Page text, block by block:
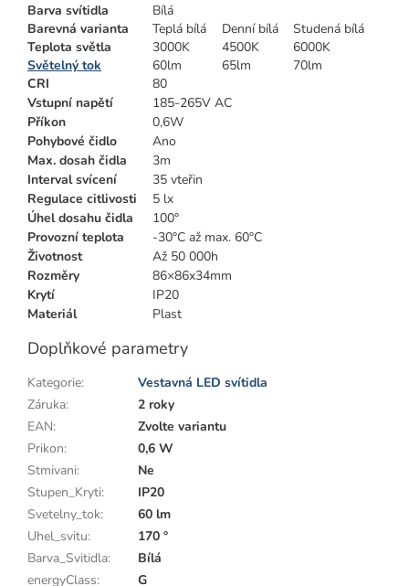
Barva svítidla
Bílá
Barevná varianta
Teplá bílá Denní bílá
Studená bílá
Teplota světla
3000K 4500K
6000K
Světelný tok
60lm 65lm
70lm
CRI
80
Vstupní napětí
185-265V AC
Příkon
0,6W
Pohybové čidlo
Ano
Max. dosah čidla
3m
Interval svícení
35 vteřin
Regulace citlivosti
5 lx
Úhel dosahu čidla
100°
Provozní teplota
-30°C až max. 60°C
Životnost
Až 50 000h
Rozměry
86×86x34mm
Krytí
IP20
Materiál
Plast
Doplňkové parametry
Kategorie:
Vestavná LED svítidla
Záruka:
2 roky
EAN:
Zvolte variantu
Prikon:
0,6 W
Stmivani:
Ne
Stupen_Kryti:
IP20
Svetelny_tok:
60 lm
Uhel_svitu:
170 °
Barva_Svitidla:
Bílá
energyClass: G